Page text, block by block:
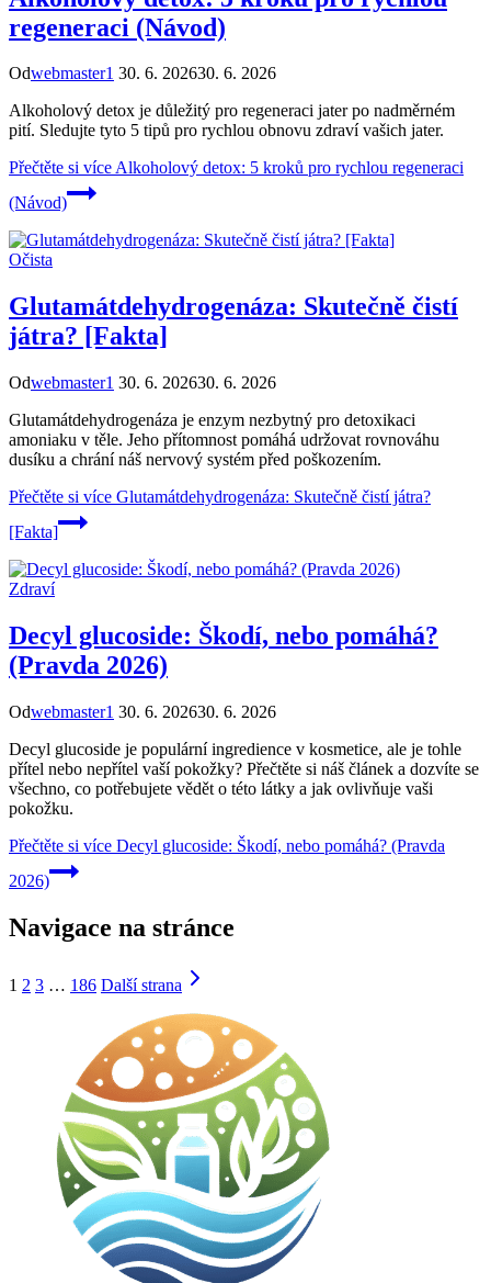
regeneraci (Návod)
Odwebmaster1 30. 6. 202630. 6. 2026
Alkoholový detox je důležitý pro regeneraci jater po nadměrném
pití. Sledujte tyto 5 tipů pro rychlou obnovu zdraví vašich jater.
Přečtěte si víceAlkoholový detox: 5 kroků pro rychlou regeneraci
(Návod)
Očista
Glutamátdehydrogenáza: Skutečně čistí
játra? [Fakta]
Odwebmaster1 30. 6. 202630. 6. 2026
Glutamátdehydrogenáza je enzym nezbytný pro detoxikaci
amoniaku v těle. Jeho přítomnost pomáhá udržovat rovnováhu
dusíku a chrání náš nervový systém před poškozením.
Přečtěte si více Glutamátdehydrogenáza: Skutečně čistí játra?
[Fakta]
Zdraví
Decyl glucoside: Škodí, nebo pomáhá?
(Pravda 2026)
Odwebmaster1 30. 6. 202630. 6. 2026
Decyl glucoside je populární ingredience v kosmetice, ale je tohle
přítel nebo nepřítel vaší pokožky? Přečtěte si náš článek a dozvíte se
všechno, co potřebujete vědět o této látky a jak ovlivňuje vaši
pokožku.
Přečtěte si více Decyl glucoside: Škodí, nebo pomáhá? (Pravda
2026)
Navigace na stránce
1 2 3 … 186 Další strana